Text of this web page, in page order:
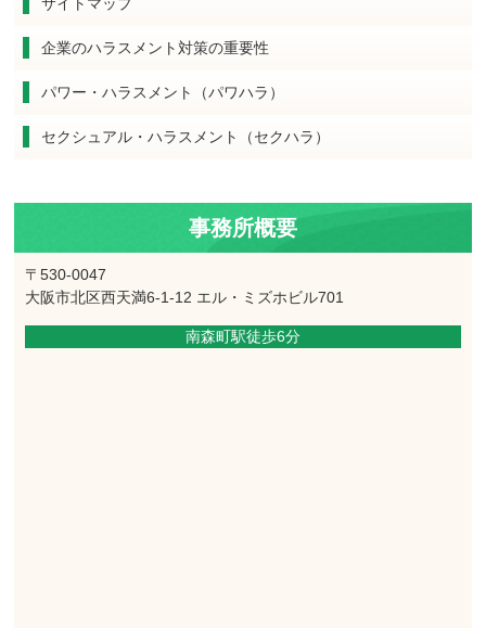
企業のハラスメント対策の重要性
パワー・ハラスメント（パワハラ）
セクシュアル・ハラスメント（セクハラ）
事務所概要
〒530-0047
大阪市北区西天満6-1-12 エル・ミズホビル701
南森町駅徒歩6分